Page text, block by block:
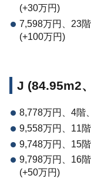
(+30万円)
7,598万円、23
(+100万円)
J (84.95m2
8,778万円、4階
9,558万円、11
9,748万円、15
9,798万円、16
(+50万円)